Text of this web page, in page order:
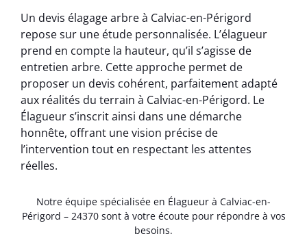
Un devis élagage arbre à Calviac-en-Périgord
repose sur une étude personnalisée. L’élagueur
prend en compte la hauteur, qu’il s’agisse de
entretien arbre. Cette approche permet de
proposer un devis cohérent, parfaitement adapté
aux réalités du terrain à Calviac-en-Périgord. Le
Élagueur s’inscrit ainsi dans une démarche
honnête, offrant une vision précise de
l’intervention tout en respectant les attentes
réelles.
Notre équipe spécialisée en Élagueur à Calviac-en-
Périgord – 24370 sont à votre écoute pour répondre à vos
besoins.